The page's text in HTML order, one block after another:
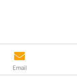
Email